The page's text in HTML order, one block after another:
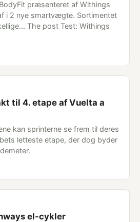
præsenteret af Withings
i 2 nye smartvægte. Sortimentet
The post Test: Withings
til 4. etape af Vuelta a
kan sprinterne se frem til deres
letteste etape, der dog byder
el-cykler